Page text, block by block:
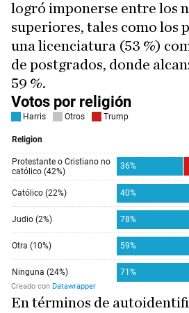
logró imponerse entre los
superiores, tales como los
una licenciatura (53 %)
de postgrados, donde
59 %.
En términos de